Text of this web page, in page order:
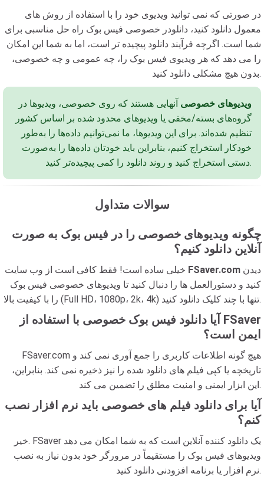
در صورتی که نمی توانید ویدیوی خود را با استفاده از روش های
معمول دانلود کنید، دانلودر خصوصی فیس بوک راه حل مناسبی برای
شما است. اگرچه فرآیند دانلود پیچیده تر است، اما به شما این امکان
را می دهد که هر ویدیوی فیس بوک را، چه عمومی و چه خصوصی،
بدون هیچ مشکلی دانلود کنید.
ویدیوهای خصوصی آنهایی هستند که روی خصوصی، ویدیوها در
گروه‌های بسته/مخفی یا ویدیوهای محدود شده بر اساس کشور
تنظیم شده‌اند. برای این ویدیوها، ما نمی‌توانیم داده‌ها را به‌طور
خودکار استخراج کنیم، بنابراین باید خودتان داده‌ها را به‌صورت
دستی استخراج کنید و روند دانلود را کمی پیچیده‌تر کنید.
سوالات متداول
چگونه ویدیوهای خصوصی را در فیس بوک به صورت
آنلاین دانلود کنیم؟
FSaver.com
کنید و دستورالعمل ها را دنبال کنید تا ویدیوهای خصوصی فیس بوک
را با کیفیت بالا (Full HD، 1080p، 2k، 4k) تنها با چند کلیک دانلود کنید.
آیا دانلود فیس بوک خصوصی با استفاده از FSaver
ایمن است؟
FSaver.com هیچ گونه اطلاعات کاربری را جمع آوری نمی کند و
تاریخچه یا کپی فیلم های دانلود شده را نیز ذخیره نمی کند. بنابراین،
این ابزار ایمنی و امنیت مطلق را تضمین می کند.
آیا برای دانلود فیلم های خصوصی باید نرم افزار نصب
کنم؟
خیر. FSaver یک دانلود کننده آنلاین است که به شما امکان می دهد
ویدیوهای فیس بوک را مستقیماً در مرورگر خود بدون نیاز به نصب
نرم افزار یا برنامه افزودنی دانلود کنید.